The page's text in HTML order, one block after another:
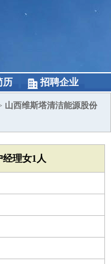
历 招聘企业
山西维斯塔清洁能源股份
理女1人